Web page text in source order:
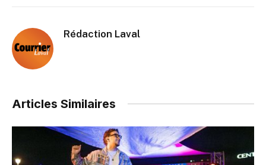
Rédaction Laval
Articles Similaires